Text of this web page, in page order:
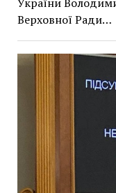
Верховної Ради…